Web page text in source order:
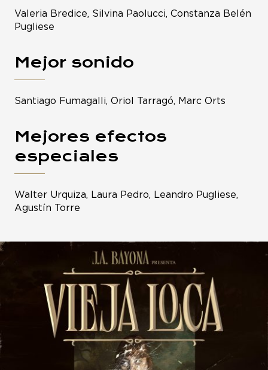
Valeria Bredice, Silvina Paolucci, Constanza Belén
Pugliese
Mejor sonido
Santiago Fumagalli, Oriol Tarragó, Marc Orts
Mejores efectos
especiales
Walter Urquiza, Laura Pedro, Leandro Pugliese,
Agustín Torre